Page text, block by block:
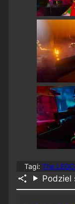
Tagi: The
Podziel